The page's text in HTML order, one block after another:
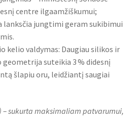
centre ilgaamžiškumui;
lanksčia jungtimi geram sukibimui
kelio valdymas: Daugiau silikos ir
suteikia 3 % didesnį
šlapiu oru, leidžiantį saugiai
– sukurta maksimaliam patvarumui,